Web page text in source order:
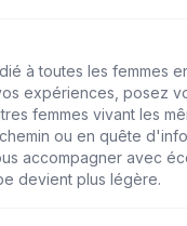
à toutes les femmes
expériences, posez
femmes vivant les
ou en quête
accompagner avec
devient plus légère.